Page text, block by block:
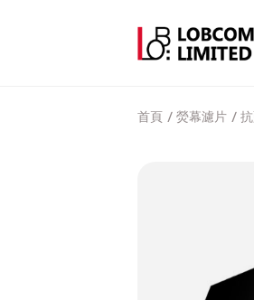
首頁/熒幕濾片/